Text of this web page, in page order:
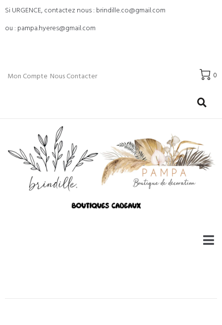
Si URGENCE, contactez nous : brindille.co@gmail.com
ou : pampa.hyeres@gmail.com
Mon Compte Nous Contacter 0